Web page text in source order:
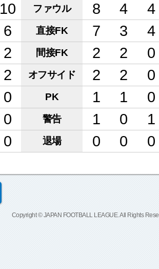
10 ファウル 8 4
4
6 直接FK 7 3
4
2 間接FK 2 2
0
2 オフサイド 2 2
0
0 PK 1 1
0
0 警告 1 0
1
0 退場 0 0 0
Copyright © JAPAN FOOTBALL LEAGUE. All Rights